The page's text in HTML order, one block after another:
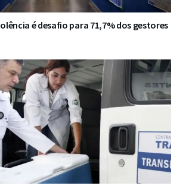
é desafio para 71,7% dos gestores